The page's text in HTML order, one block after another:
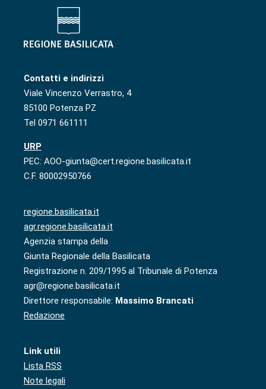
Contatti e indirizzi
Viale Vincenzo Verrastro, 4
85100 Potenza PZ
Tel 0971 661111
URP
PEC: AOO-giunta@cert.regione.basilicata.it
C.F. 80002950766
regione.basilicata.it
agr.regione.basilicata.it
Agenzia stampa della
Giunta Regionale della Basilicata
Registrazione n. 209/1995 al Tribunale di Potenza
agr@regione.basilicata.it
Direttore responsabile: Massimo Brancati
Redazione
Link utili
Lista RSS
Note legali